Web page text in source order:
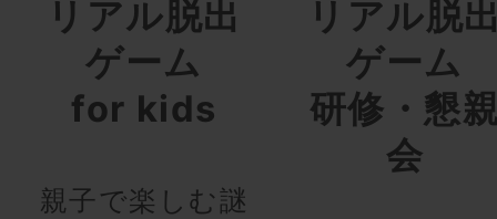
リアル脱出
ゲーム
for kids
親子で楽しむ謎
リアル脱
ゲーム
研修・懇
会